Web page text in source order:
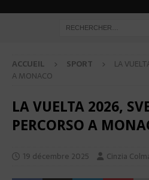
ACCUEIL SPORT
LA
A MONACO
LA VUELTA 2026,
PERCORSO A
19 décembre 2025 Cinzia